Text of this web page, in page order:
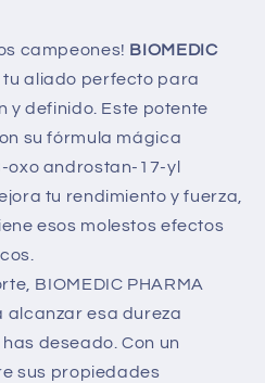
campeones! BIOMEDIC
tu aliado perfecto para
y definido. Este potente
su fórmula mágica
oxo androstan-17-yl
tu rendimiento y fuerza,
esos molestos efectos
BIOMEDIC PHARMA
alcanzar esa dureza
deseado. Con un
sus propiedades